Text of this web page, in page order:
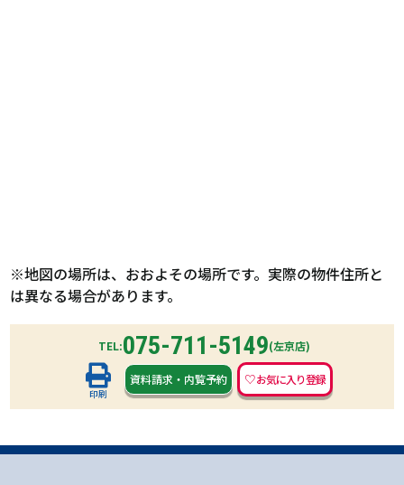
※地図の場所は、おおよその場所です。実際の物件住所と
は異なる場合があります。
TEL:075-711-5149(左京店)
印刷
資料請求 ・ 内覧予約